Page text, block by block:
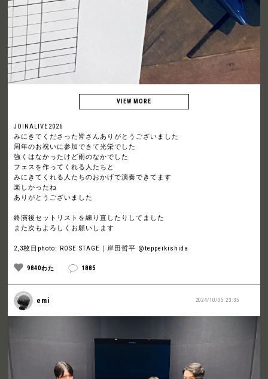
JOINALIVE2026
みにきてくださった皆さんありがとうございました
周年のお祝いに参加できて光栄でした
強くはなかったけど雨のなかでした
フェスを作ってくれる人たちと
みにきてくれる人たちのおかげで演奏できてます
楽しかったね
ありがとうございました
終演後セットリストを練り直したりしてました
また次もよろしくお願いします
2,3枚目photo: ROSE STAGE｜岸田哲平 @teppeikishida
9840わた 1885
2024/10/05 23:35
emi